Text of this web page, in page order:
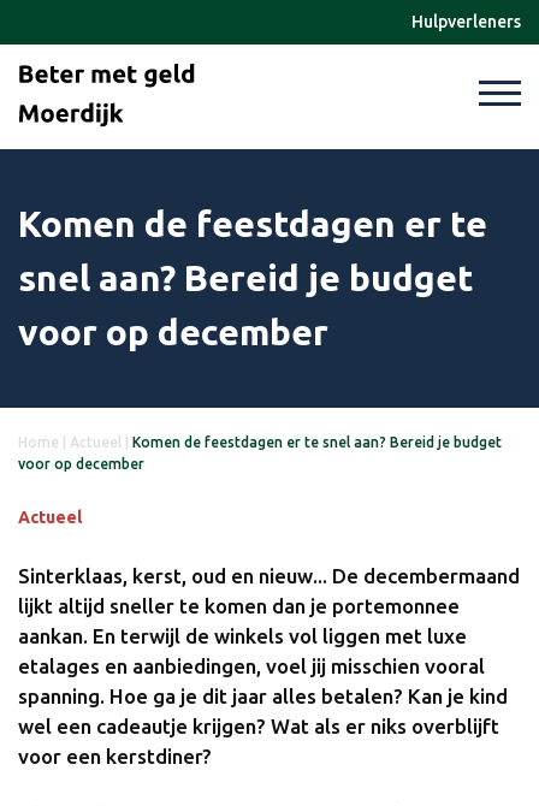
Hulpverleners
Komen de feestdagen er te
snel aan? Bereid je budget
voor op december
Home Actueel
Komen de feestdagen er te snel aan? Bereid je budget
voor op december
Actueel
Sinterklaas, kerst, oud en nieuw... De decembermaand
lijkt altijd sneller te komen dan je portemonnee
aankan. En terwijl de winkels vol liggen met luxe
etalages en aanbiedingen, voel jij misschien vooral
spanning. Hoe ga je dit jaar alles betalen? Kan je kind
wel een cadeautje krijgen? Wat als er niks overblijft
voor een kerstdiner?